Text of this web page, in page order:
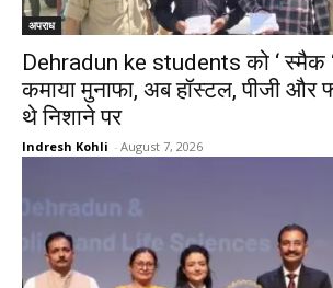
अपराध
Dehradun ke students को ‘ स्मैक
कमाया मुनाफा, अब हॉस्टल, पीजी और
थे निशाने पर
Indresh Kohli - August 7, 2026